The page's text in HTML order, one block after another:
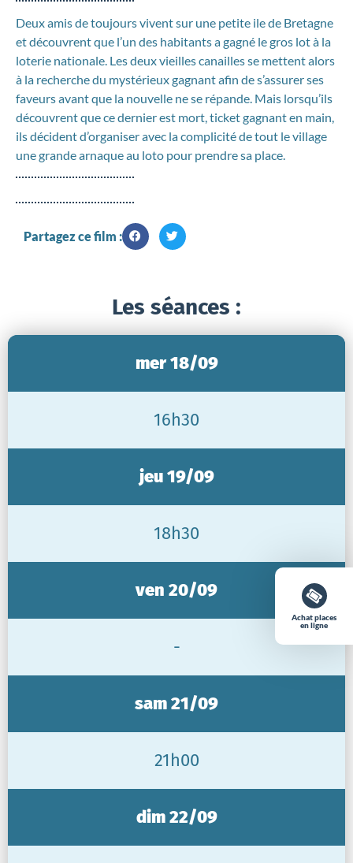
Deux amis de toujours vivent sur une petite ile de Bretagne
et découvrent que l’un des habitants a gagné le gros lot à la
loterie nationale. Les deux vieilles canailles se mettent alors
à la recherche du mystérieux gagnant afin de s’assurer ses
faveurs avant que la nouvelle ne se répande. Mais lorsqu’ils
découvrent que ce dernier est mort, ticket gagnant en main,
ils décident d’organiser avec la complicité de tout le village
une grande arnaque au loto pour prendre sa place.
Partagez ce film :
Les séances :
Achat places
en ligne
mer 18/09
16h30
jeu 19/09
18h30
ven 20/09
-
sam 21/09
21h00
dim 22/09